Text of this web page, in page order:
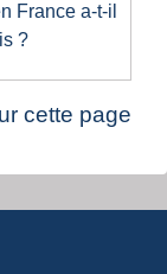
France a-t-il
?
cette page